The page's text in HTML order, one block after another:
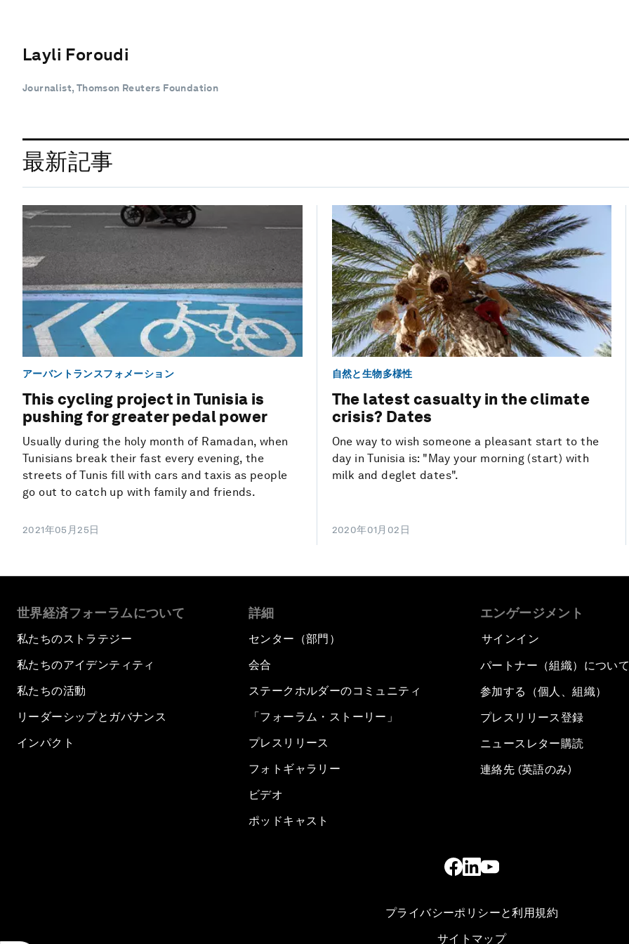
Layli Foroudi
Journalist, Thomson Reuters Foundation
最新記事
アーバントランスフォメーション
This cycling project in Tunisia is
pushing for greater pedal power
Usually during the holy month of Ramadan, when
Tunisians break their fast every evening, the
streets of Tunis fill with cars and taxis as people
go out to catch up with family and friends.
2021年05月25日
自然と生物多様性
The latest casualty in the climate
crisis? Dates
One way to wish someone a pleasant start to the
day in Tunisia is: "May your morning (start) with
milk and deglet dates".
2020年01月02日
世界経済フォーラムについて
私たちのストラテジー
私たちのアイデンティティ
私たちの活動
リーダーシップとガバナンス
インパクト
詳細
センター（部門）
会合
ステークホルダーのコミュニティ
「フォーラム・ストーリー」
プレスリリース
フォトギャラリー
ビデオ
ポッドキャスト
エンゲージメント
サインイン
パートナー（組織）につい
参加する（個人、組織）
プレスリリース登録
ニュースレター購読
連絡先 (英語のみ)
プライバシーポリシーと利用規約
サイトマップ